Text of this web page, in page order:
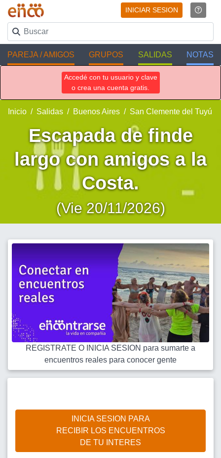
INICIAR SESION
PAREJA / AMIGOS GRUPOS SALIDAS NOTAS
Accedé con tu usuario y clave
o crea una cuenta gratis.
Inicio Salidas Buenos Aires San Clemente del Tuyú
Escapada de finde
largo con amigos a la
Costa.
(Vie 20/11/2026)
REGISTRATE O INICIA SESION para sumarte a
encuentros reales para conocer gente
INICIA SESION PARA
RECIBIR LOS ENCUENTROS
DE TU INTERES